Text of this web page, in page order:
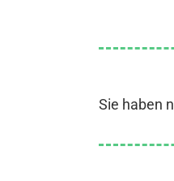
Sie haben